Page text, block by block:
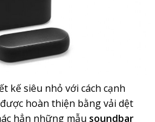
kế siêu nhỏ với cách cạnh
hoàn thiện bằng vải dệt
hẳn những mẫu soundbar